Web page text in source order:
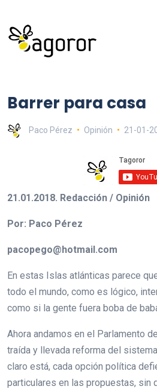
Barrer para casa
Paco Pérez Opinión 21-01-
21.01.2018. Redacción / Opinión
Por: Paco Pérez
pacopego@hotmail.com
En estas Islas atlánticas parece
todo el mundo, como es lógico,
como si la gente fuera boba de
Ahora andamos en el Parlamento
traída y llevada reforma del
claro está, cada opción política
particulares en las propuestas, sin